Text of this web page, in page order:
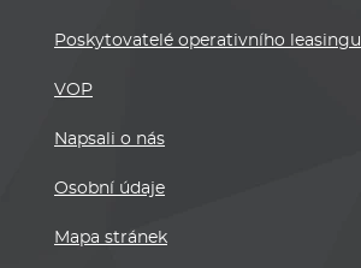
Poskytovatelé operativního leasingu
VOP
Napsali o nás
Osobní údaje
Mapa stránek